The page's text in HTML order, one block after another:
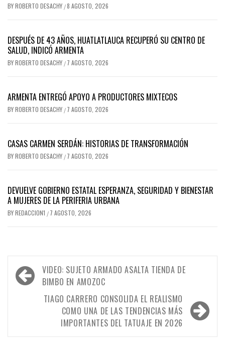
BYROBERTO DESACHY /8 AGOSTO, 2026
DESPUÉS DE 43 AÑOS, HUATLATLAUCA RECUPERÓ SU CENTRO DE
SALUD, INDICÓ ARMENTA
BYROBERTO DESACHY / 7 AGOSTO, 2026
ARMENTA ENTREGÓ APOYO A PRODUCTORES MIXTECOS
BYROBERTO DESACHY / 7 AGOSTO, 2026
CASAS CARMEN SERDÁN: HISTORIAS DE TRANSFORMACIÓN
BYROBERTO DESACHY / 7 AGOSTO, 2026
DEVUELVE GOBIERNO ESTATAL ESPERANZA, SEGURIDAD Y BIENESTAR
A MUJERES DE LA PERIFERIA URBANA
BYREDACCION1 / 7 AGOSTO, 2026
Navegación
de
entradas
VIDEO: SUJETO ARMADO ASALTA TIENDA DE
BIMBO EN AMOZOC
TIAGO CARRERO CONSOLIDA EL REALISMO
COMO UNA DE LAS TENDENCIAS MÁS
IMPORTANTES DEL TATUAJE EN 2026